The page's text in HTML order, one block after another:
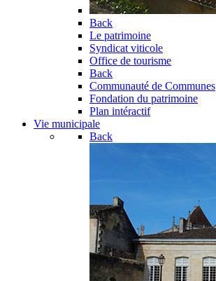
Back
Le patrimoine
Syndicat viticole
Office de tourisme
Back
Communauté de Communes
Fondation du patrimoine
Plan intéractif
Vie municipale
Back